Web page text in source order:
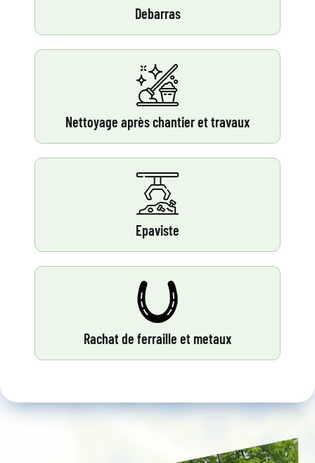
Debarras
Nettoyage après chantier et travaux
Epaviste
Rachat de ferraille et metaux